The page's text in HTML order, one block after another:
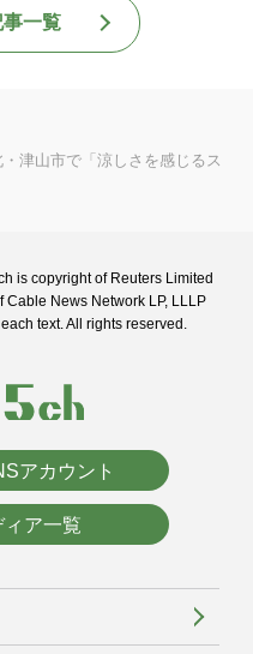
一覧
津山市で「涼しさを感じるス
is copyright of Reuters Limited
News Network LP, LLLP
text. All rights reserved.
アカウント
ィア一覧